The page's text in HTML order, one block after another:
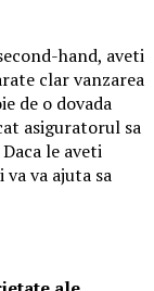
hand, aveti
clar vanzarea
de o dovada
asiguratorul sa
le aveti
va ajuta sa